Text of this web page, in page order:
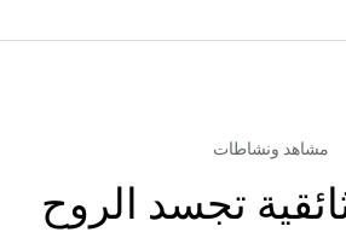
مشاهد ونشاطات
تجسد الروح